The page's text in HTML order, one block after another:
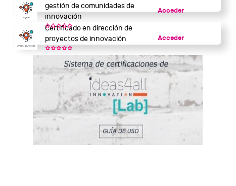
gestión de comunidades de
innovación
Acceder
Certificado en dirección de
proyectos de innovación
Acceder